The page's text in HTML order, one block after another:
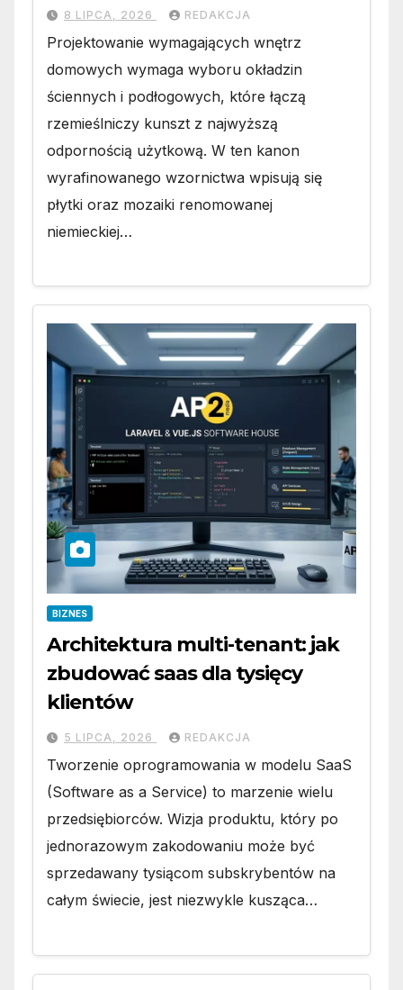
8 LIPCA, 2026 REDAKCJA
Projektowanie wymagających wnętrz
domowych wymaga wyboru okładzin
ściennych i podłogowych, które łączą
rzemieślniczy kunszt z najwyższą
odpornością użytkową. W ten kanon
wyrafinowanego wzornictwa wpisują się
płytki oraz mozaiki renomowanej
niemieckiej…
BIZNES
Architektura multi-tenant: jak
zbudować saas dla tysięcy
klientów
5 LIPCA, 2026 REDAKCJA
Tworzenie oprogramowania w modelu SaaS
(Software as a Service) to marzenie wielu
przedsiębiorców. Wizja produktu, który po
jednorazowym zakodowaniu może być
sprzedawany tysiącom subskrybentów na
całym świecie, jest niezwykle kusząca…